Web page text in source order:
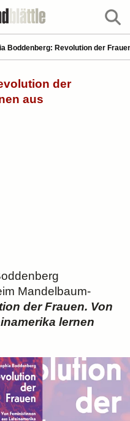
Boddenberg: Revolution der
der
aus
Mandelbaum-
der Frauen. Von
lernen